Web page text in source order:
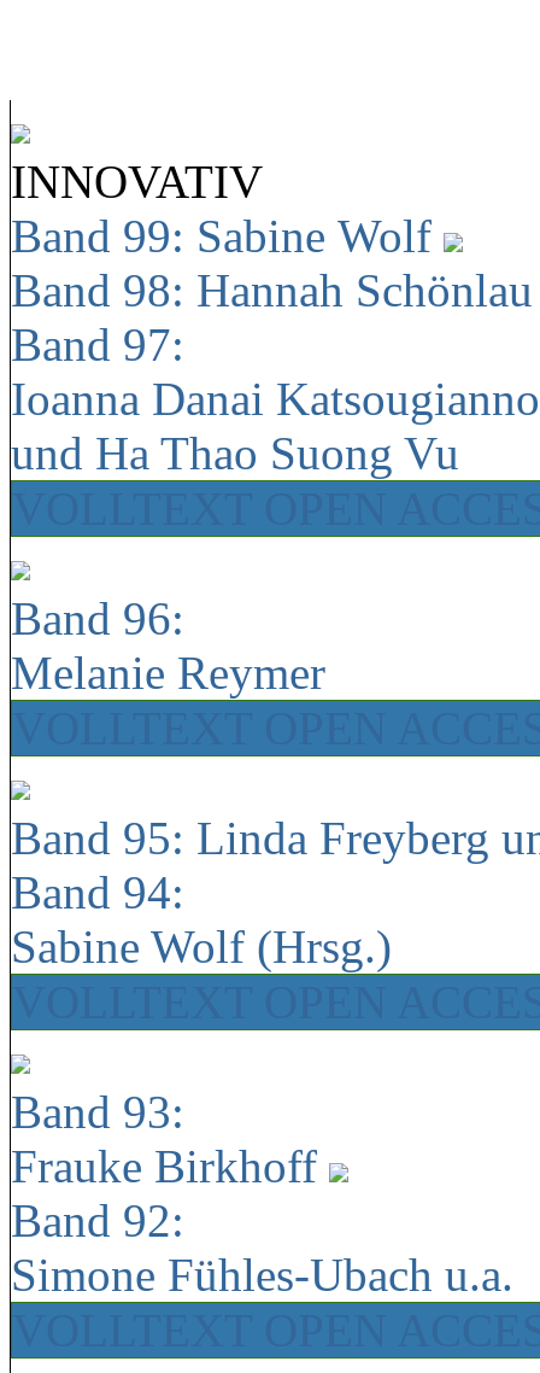
INNOVATIV
Band 99: Sabine Wolf
Band 98: Hannah
Band 97:
Ioanna Danai
und Ha Thao Suong Vu
Band 96:
Melanie Reymer
Band 95: Linda Freyberg
Band 94:
Sabine Wolf (Hrsg.)
Band 93:
Frauke Birkhoff
Band 92:
Simone Fühles-Ubach u.a.